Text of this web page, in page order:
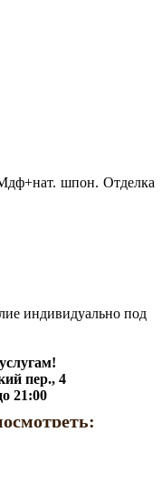
шпон. Отделка
индивидуально под
пер., 4
21:00